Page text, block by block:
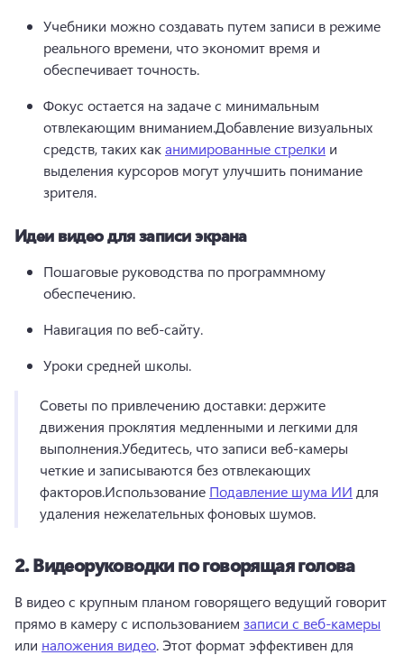
Учебники можно создавать путем записи в режиме
реального времени, что экономит время и
обеспечивает точность.
Фокус остается на задаче с минимальным
отвлекающим вниманием.Добавление визуальных
средств, таких как анимированные стрелки и
выделения курсоров могут улучшить понимание
зрителя.
Идеи видео для записи экрана
Пошаговые руководства по программному
обеспечению.
Навигация по веб-сайту.
Уроки средней школы.
Советы по привлечению доставки: держите
движения проклятия медленными и легкими для
выполнения.Убедитесь, что записи веб-камеры
четкие и записываются без отвлекающих
факторов.Использование Подавление шума ИИ для
удаления нежелательных фоновых шумов.
2.Видеоруководки по говорящая голова
В видео с крупным планом говорящего ведущий говорит
прямо в камеру с использованием записи с веб-камеры
или наложения видео. Этот формат эффективен для